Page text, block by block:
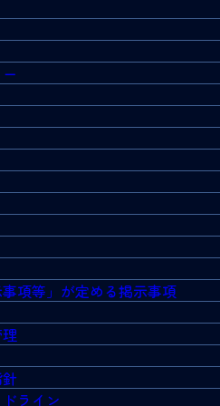
項等」が定める掲示事項
ライン